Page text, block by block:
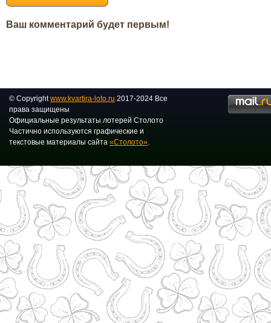
Ваш комментарий будет первым!
© Copyrightwww.kvartira-loto.ru 2017-2024 Все
права защищены
Официальные результаты лотерей Столото
Частично используются графические и
текстовые материалы сайта «Столото»